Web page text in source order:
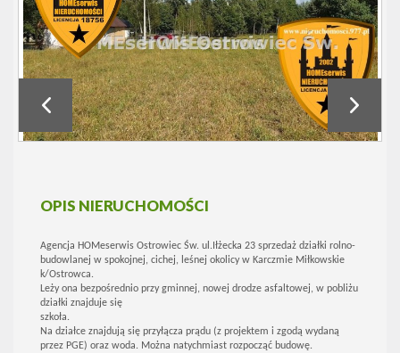
OPIS NIERUCHOMOŚCI
Agencja HOMeserwis Ostrowiec Św. ul.Iłżecka 23 sprzedaż działki rolno-
budowlanej w spokojnej, cichej, leśnej okolicy w Karczmie Miłkowskie
k/Ostrowca.
Leży ona bezpośrednio przy gminnej, nowej drodze asfaltowej, w pobliżu
działki znajduje się
szkoła.
Na działce znajdują się przyłącza prądu (z projektem i zgodą wydaną
przez PGE) oraz woda. Można natychmiast rozpocząć budowę.